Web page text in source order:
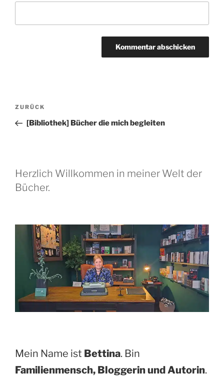
Beitragsnavigation
Vorheriger
Beitrag
ZURÜCK
[Bibliothek] Bücher die mich begleiten
Herzlich Willkommen in meiner Welt der
Bücher.
Mein Name ist Bettina. Bin
Familienmensch, Bloggerin und Autorin.